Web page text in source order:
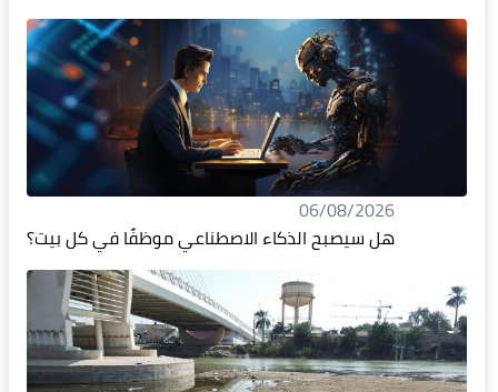
06/08/2026
هل سيصبح الذكاء الاصطناعي موظفًا في كل بيت؟